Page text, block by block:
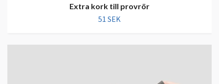
Extra kork till provrör
51 SEK